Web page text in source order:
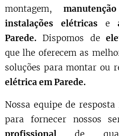
montagem,
instalações elétricas e
Parede. Dispomos de
que lhe oferecem as
soluções para montar ou
elétrica em Parede.
Nossa equipe de
para fornecer nossos
profissional de